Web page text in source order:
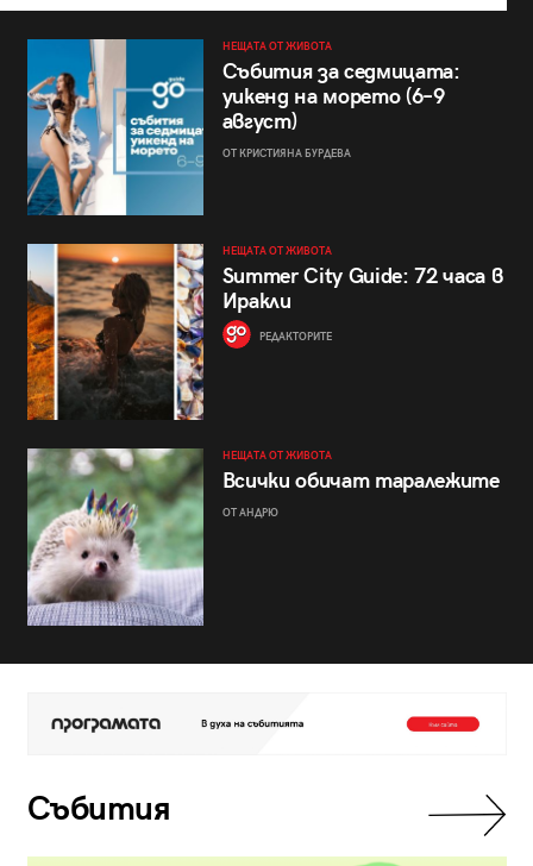
НЕЩАТА ОТ ЖИВОТА
Събития за седмицата:
уикенд на морето (6–9
август)
ОТ КРИСТИЯНА БУРДЕВА
НЕЩАТА ОТ ЖИВОТА
Summer City Guide: 72 часа в
Иракли
РЕДАКТОРИТЕ
НЕЩАТА ОТ ЖИВОТА
Всички обичат таралежите
ОТ АНДРЮ
Събития